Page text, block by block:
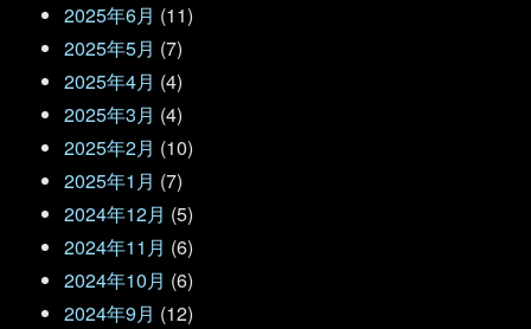
2025年6月 (11)
2025年5月 (7)
2025年4月 (4)
2025年3月 (4)
2025年2月 (10)
2025年1月 (7)
2024年12月 (5)
2024年11月 (6)
2024年10月 (6)
2024年9月 (12)